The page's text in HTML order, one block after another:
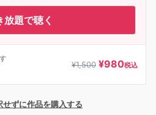
放題で聴く
¥1,500 ¥980税込
せずに作品を購入する